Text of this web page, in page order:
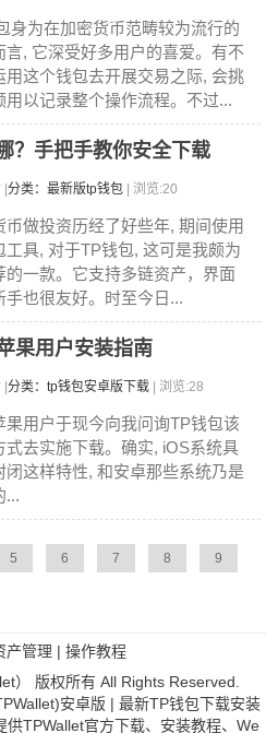
身为在加密货币范畴较为流行的
言, 它深受好多用户的喜爱。有不
用这个钱包去开展交易之际, 会挑
用以记录整个操作流程。不过...
？手把手教你安全下载
分类：最新版tp钱包 | 浏览:20
币做投资历经了好些年, 期间使用
工具, 对于TP钱包, 这可是我颇为
的一款。它支持多链资产，界面
手也很友好。时至今日...
果用户安装指南
分类：tp钱包安卓版下载 | 浏览:28
果用户于现今向我问询TP钱包该
式去实施下载。确实, iOS系统具
闭这样特性, 和安卓那些系统乃是
...
5 6 7 8 9
产管理 | 操作教程
） 版权所有 All Rights Reserved.
安卓版 | 最新TP钱包下载安装
TPWallet官方下载、安装教程、We